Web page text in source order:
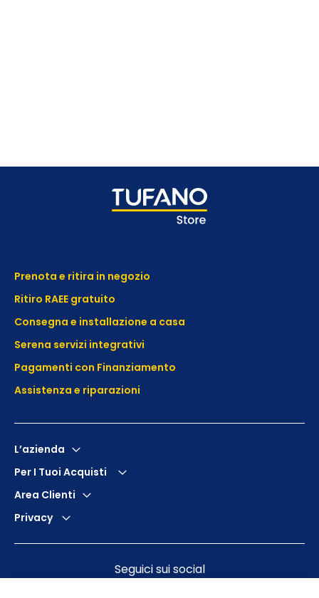
Prenota e ritira in negozio
Ritiro RAEE gratuito
Consegna e installazione a casa
Serena servizi integrativi
Pagamenti con Finanziamento
Assistenza e riparazioni
L’azienda
Per I Tuoi Acquisti
Area Clienti
Privacy
Seguici sui social